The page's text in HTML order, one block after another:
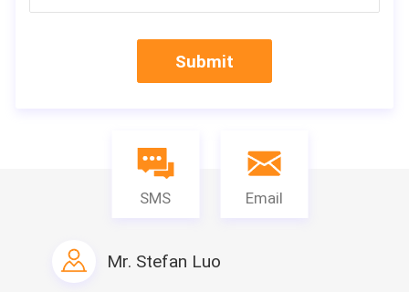
レタン サンドイッチ パネル、岩綿サンドイッチ パネルおよびPU
の泡、等。私達に全作成ラインが含んでいてサンドイッチ パネ
ル、鉄骨構造および付属品をありラインを作り出す。すべては装
生産ライン容量
容器の家
6000セット/月
Submit
SMS Email
Mr. Stefan Luo